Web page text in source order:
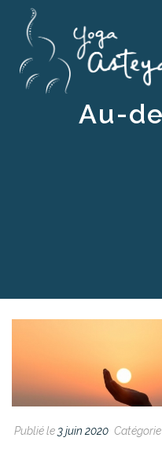
Au-
Publié le 3 juin 2020 Catégorie